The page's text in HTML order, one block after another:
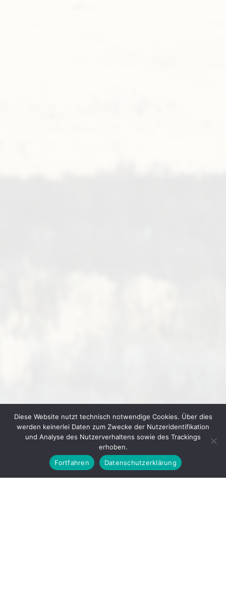
GEWERBEVEREIN IHRINGEN E. V.
Diese Website nutzt technisch notwendige Cookies. Über dies
werden keinerlei Daten zum Zwecke der Nutzeridentifikation
und Analyse des Nutzerverhaltens sowie des Trackings
erhoben.
Fortfahren
Datenschutzerklärung